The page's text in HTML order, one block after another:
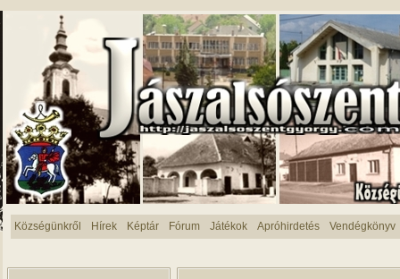
Községünkről Hírek Képtár Fórum Játékok Apróhirdetés Vendégkönyv